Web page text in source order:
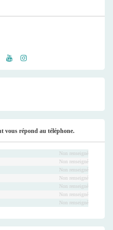
vous répond au téléphone.
Non renseigné
Non renseigné
Non renseigné
Non renseigné
Non renseigné
Non renseigné
Non renseigné